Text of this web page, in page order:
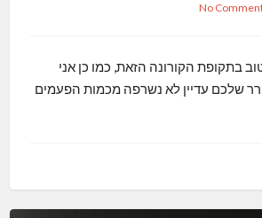
No
בתקופת הקורונה הזאת, כמו כן אני
שלכם עדיין לא נשרפה מכמות הפעמים